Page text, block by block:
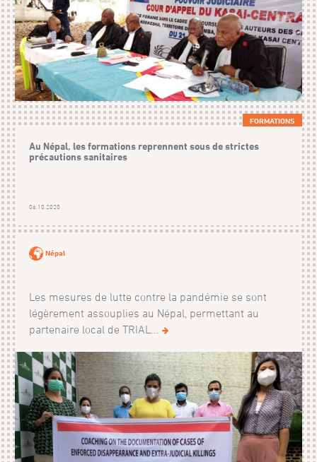
FORMATIONS
Au Népal, les formations reprennent sous de strictes
précautions sanitaires
06.10.2020
Népal
Les mesures de lutte contre la pandémie se sont
légèrement assouplies au Népal, permettant au
partenaire local de TRIAL...